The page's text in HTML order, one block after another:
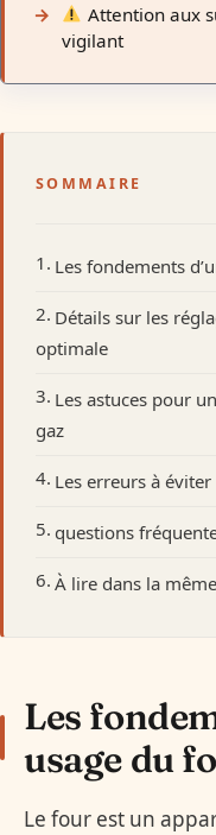
Attention aux
vigilant
SOMMAIRE
Les fondements
Détails sur les
optimale
Les astuces pour
gaz
Les erreurs à
questions
À lire dans la
Les
usage du
Le four est un